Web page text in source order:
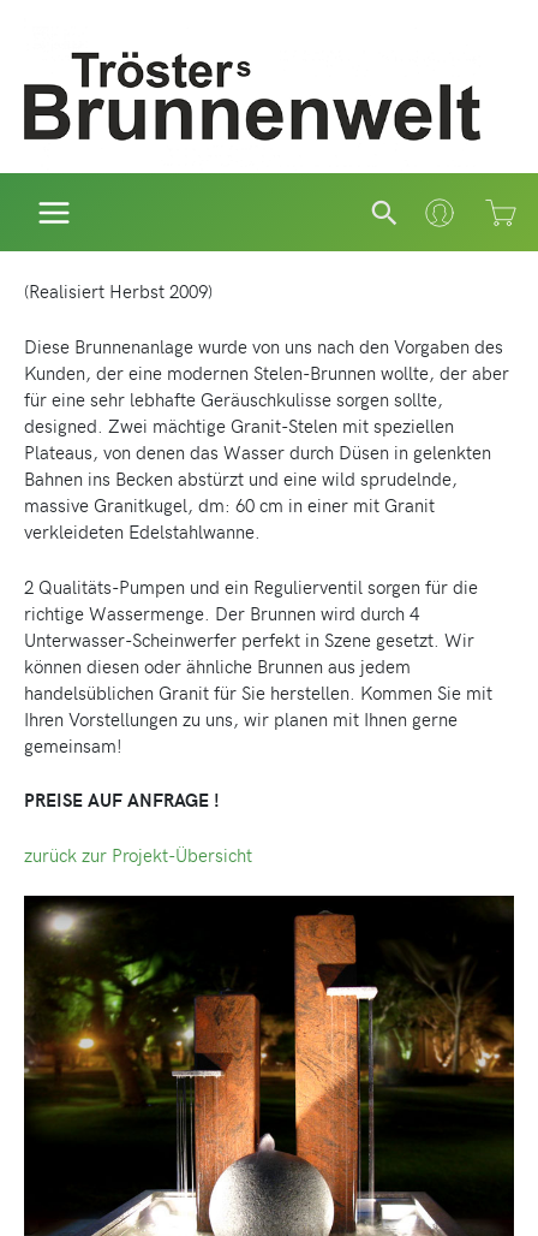
Suchen
(Realisiert Herbst 2009)
Diese Brunnenanlage wurde von uns nach den Vorgaben des
Kunden, der eine modernen Stelen-Brunnen wollte, der aber
für eine sehr lebhafte Geräuschkulisse sorgen sollte,
designed. Zwei mächtige Granit-Stelen mit speziellen
Plateaus, von denen das Wasser durch Düsen in gelenkten
Bahnen ins Becken abstürzt und eine wild sprudelnde,
massive Granitkugel, dm: 60 cm in einer mit Granit
verkleideten Edelstahlwanne.
2 Qualitäts-Pumpen und ein Regulierventil sorgen für die
richtige Wassermenge. Der Brunnen wird durch 4
Unterwasser-Scheinwerfer perfekt in Szene gesetzt. Wir
können diesen oder ähnliche Brunnen aus jedem
handelsüblichen Granit für Sie herstellen. Kommen Sie mit
Ihren Vorstellungen zu uns, wir planen mit Ihnen gerne
gemeinsam!
PREISE AUF ANFRAGE !
zurück zur Projekt-Übersicht